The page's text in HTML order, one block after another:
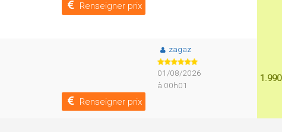
Renseigner prix
Renseigner prix
zagaz
01/08/2026
à 00h01
1.990